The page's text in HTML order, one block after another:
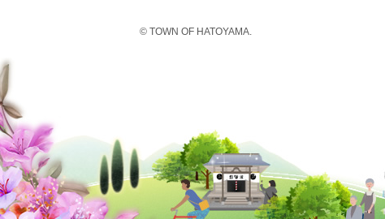
© TOWN OF HATOYAMA.